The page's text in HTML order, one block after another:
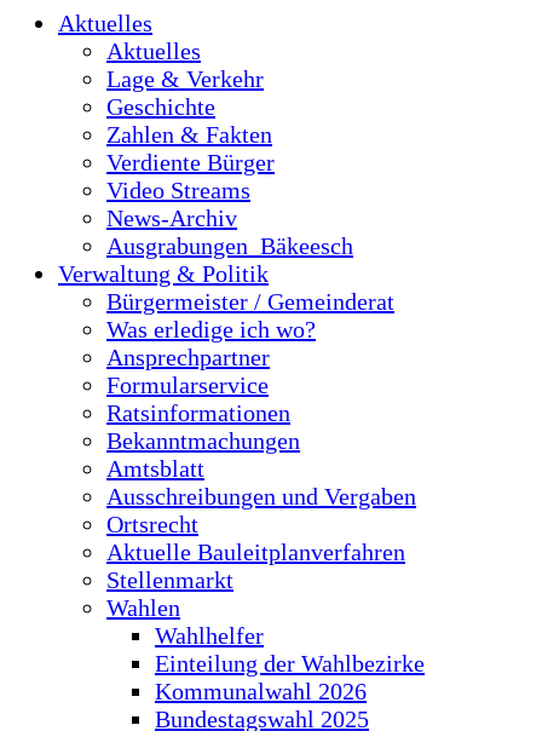
Aktuelles
Aktuelles
Lage & Verkehr
Geschichte
Zahlen & Fakten
Verdiente Bürger
Video Streams
News-Archiv
Ausgrabungen_Bäkeesch
Verwaltung & Politik
Bürgermeister / Gemeinderat
Was erledige ich wo?
Ansprechpartner
Formularservice
Ratsinformationen
Bekanntmachungen
Amtsblatt
Ausschreibungen und Vergaben
Ortsrecht
Aktuelle Bauleitplanverfahren
Stellenmarkt
Wahlen
Wahlhelfer
Einteilung der Wahlbezirke
Kommunalwahl 2026
Bundestagswahl 2025